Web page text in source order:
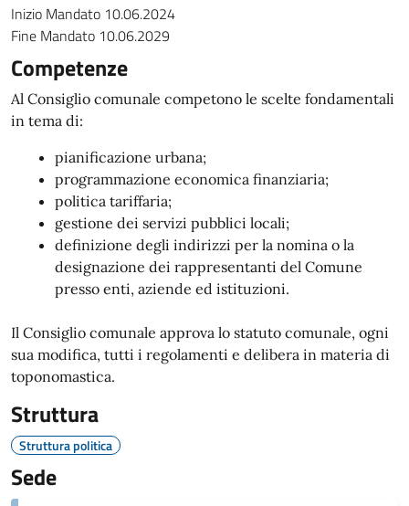
Inizio Mandato 10.06.2024
Fine Mandato 10.06.2029
Competenze
Al Consiglio comunale competono le scelte fondamentali
in tema di:
pianificazione urbana;
programmazione economica finanziaria;
politica tariffaria;
gestione dei servizi pubblici locali;
definizione degli indirizzi per la nomina o la
designazione dei rappresentanti del Comune
presso enti, aziende ed istituzioni.
Il Consiglio comunale approva lo statuto comunale, ogni
sua modifica, tutti i regolamenti e delibera in materia di
toponomastica.
Struttura
Struttura politica
Sede